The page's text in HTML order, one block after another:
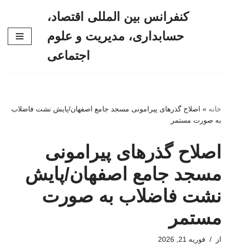
کنفرانس بین المللی اقتصاد،
حسابداری، مدیریت و علوم
اجتماعی
خانه » اصلاح گذرهای پیرامونی مسجد جامع اصفهان/پایش نشت فاضلاب
به صورت مستمر
اصلاح گذرهای پیرامونی
مسجد جامع اصفهان/پایش
نشت فاضلاب به صورت
مستمر
از فوریه 21, 2026